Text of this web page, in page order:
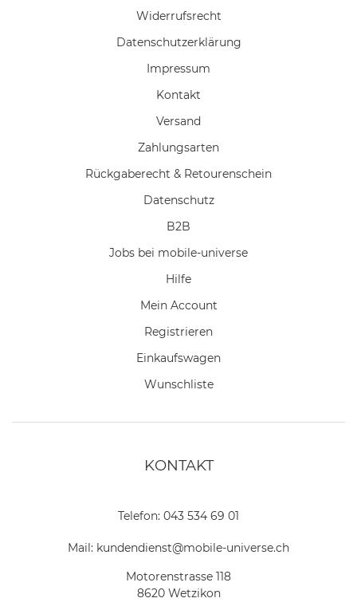
Widerrufs­recht
Daten­schutz­erklärung
Impressum
Kontakt
Versand
Zahlungsarten
Rückgaberecht & Retourenschein
Datenschutz
B2B
Jobs bei mobile-universe
Hilfe
Mein Account
Registrieren
Einkaufswagen
Wunschliste
KONTAKT
Telefon: 043 534 69 01
Mail: kundendienst@mobile-universe.ch
Motorenstrasse 118
8620 Wetzikon